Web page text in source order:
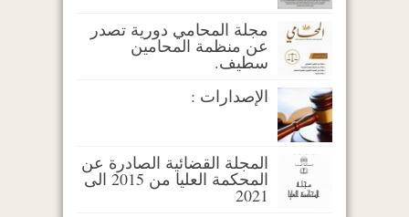
مجلة المحامي دورية تصدر
عن منظمة المحامين
سطيف.
الإصدارات :
المجلة القضائية الصادرة عن
المحكمة العليا من 2015 الى
2021